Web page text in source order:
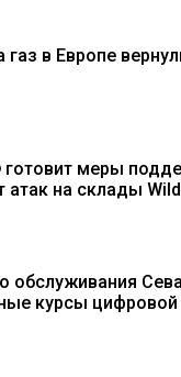
в Европе
меры
атак на склады
обслуживания
курсы цифровой